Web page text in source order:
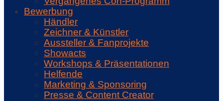
Bewerbung
Händler
Zeichner & Künstler
Aussteller & Fanprojekte
Showacts
Workshops & Präsentationen
Helfende
Marketing & Sponsoring
Presse & Content Creator